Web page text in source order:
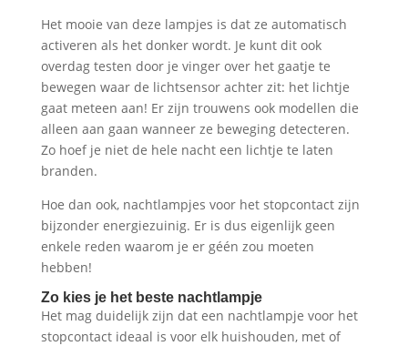
Het mooie van deze lampjes is dat ze automatisch
activeren als het donker wordt. Je kunt dit ook
overdag testen door je vinger over het gaatje te
bewegen waar de lichtsensor achter zit: het lichtje
gaat meteen aan! Er zijn trouwens ook modellen die
alleen aan gaan wanneer ze beweging detecteren.
Zo hoef je niet de hele nacht een lichtje te laten
branden.
Hoe dan ook, nachtlampjes voor het stopcontact zijn
bijzonder energiezuinig. Er is dus eigenlijk geen
enkele reden waarom je er géén zou moeten
hebben!
Zo kies je het beste nachtlampje
Het mag duidelijk zijn dat een nachtlampje voor het
stopcontact ideaal is voor elk huishouden, met of